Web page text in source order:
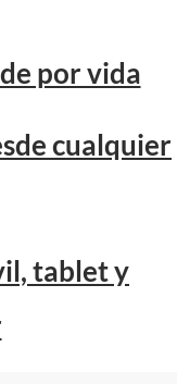
por vida
cualquier
tablet y